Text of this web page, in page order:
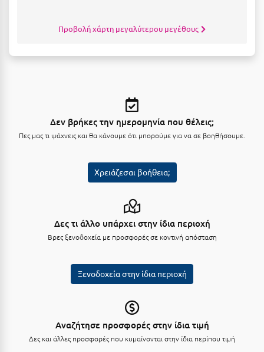
Λίμνη Πλαστήρα
Μαραθώνας Αττικής
Μαρώνεια
Προβολή χάρτη μεγαλύτερου μεγέθους
Δεν βρήκες την ημερομηνία που θέλεις;
Πες μας τι ψάχνεις και θα κάνουμε ότι μπορούμε για να σε βοηθήσουμε.
Χρειάζεσαι βοήθεια;
Δες τι άλλο υπάρχει στην ίδια περιοχή
Βρες ξενοδοχεία με προσφορές σε κοντινή απόσταση
Ξενοδοχεία στην ίδια περιοχή
Αναζήτησε προσφορές στην ίδια τιμή
Δες και άλλες προσφορές που κυμαίνονται στην ίδια περίπου τιμή